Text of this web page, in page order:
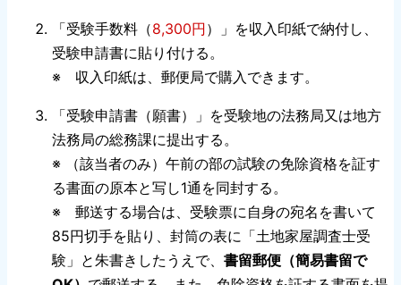
「受験手数料（8,300円）」を収入印紙で納付し、
受験申請書に貼り付ける。
※ 収入印紙は、郵便局で購入できます。
「受験申請書（願書）」を受験地の法務局又は地方
法務局の総務課に提出する。
※ （該当者のみ）午前の部の試験の免除資格を証す
る書面の原本と写し1通を同封する。
※ 郵送する場合は、受験票に自身の宛名を書いて
85円切手を貼り、封筒の表に「土地家屋調査士受
験」と朱書きしたうえで、 書留郵便（簡易書留で